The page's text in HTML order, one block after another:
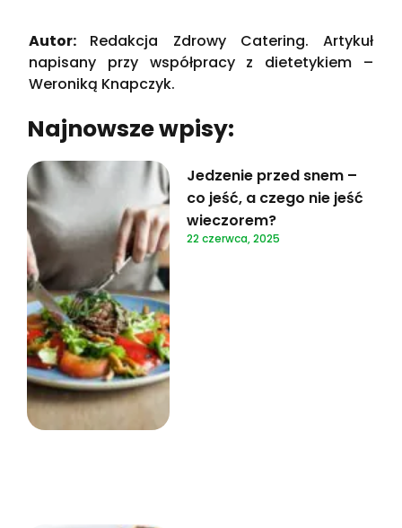
Autor: Redakcja Zdrowy Catering. Artykuł
napisany przy współpracy z dietetykiem –
Weroniką Knapczyk.
Najnowsze wpisy:
Jedzenie przed snem –
co jeść, a czego nie jeść
wieczorem?
22 czerwca, 2025